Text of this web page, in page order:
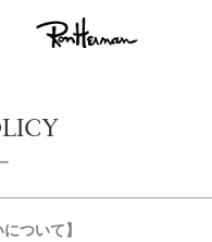
ついて】